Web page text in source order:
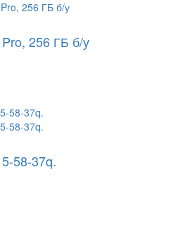
256 ГБ б/у
58-37q.